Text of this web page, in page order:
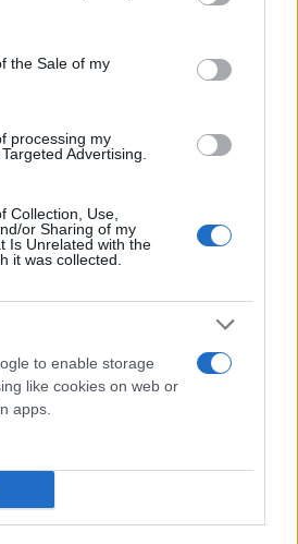
Google and its third-party tags to
specified purposes in below Google
the Sale of my
processing my
Advertising.
Collection, Use,
or Sharing of my
Is Unrelated with the
it was collected.
to enable storage
like cookies on web or
apps.
με τον Άντονι Ντέιβις να